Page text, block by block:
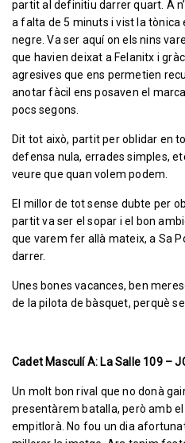
partit al definitiu darrer quart. A
a falta de 5 minuts i vist la
negre. Va ser aquí on els nins
que havien deixat a Felanitx i
agresives que ens permetien
anotar fàcil ens posaven el
pocs segons.
Dit tot això, partit per oblidar en
defensa nula, errades simples,
veure que quan volem podem.
El millor de tot sense dubte per
partit va ser el sopar i el bon
que varem fer allà mateix, a Sa
darrer.
Unes bones vacances, ben
de la pilota de bàsquet, perquè
Cadet Masculí A: La Salle 109 –
Un molt bon rival que no donà
presentàrem batalla, però amb
empitlorà. No fou un dia